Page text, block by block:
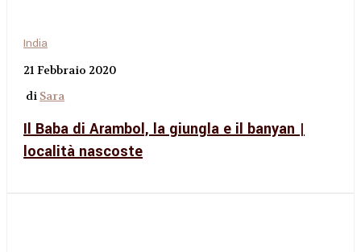
India
21 Febbraio 2020
di Sara
Il Baba di Arambol, la giungla e il banyan |
località nascoste